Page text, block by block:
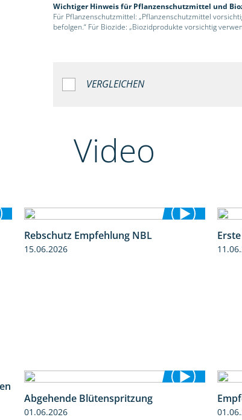
Wichtiger Hinweis für Pflanzenschutzmittel und
Für Pflanzenschutzmittel: „Pflanzenschutzmittel
befolgen.“ Für Biozide: „Biozidprodukte vorsichtig
VERGLEICHEN
Video
Rebschutz Empfehlung NBL
15.06.2026
Abgehende Blütenspritzung
01.06.2026